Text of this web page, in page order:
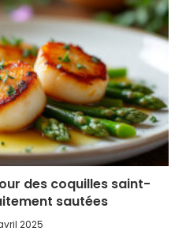
des coquilles saint-
sautées
2025